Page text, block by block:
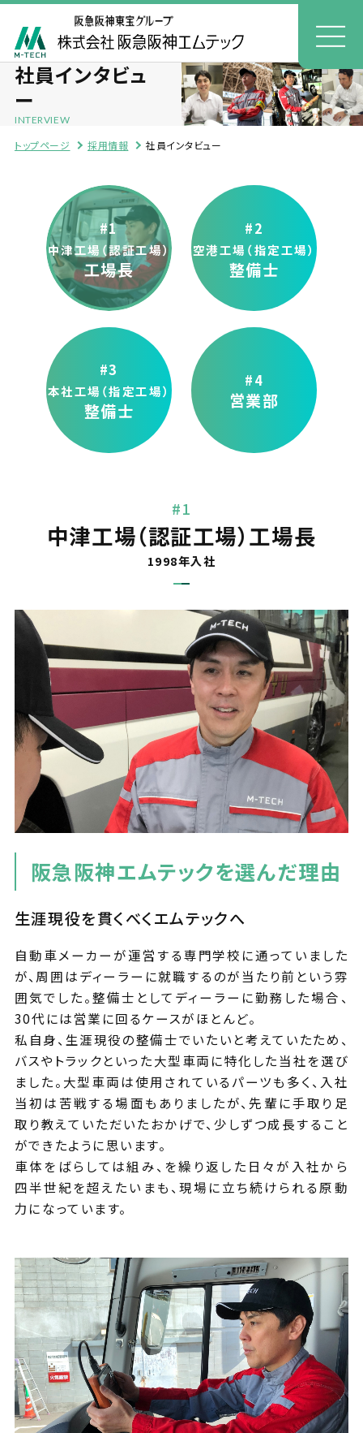
社員インタビュ
ー
INTERVIEW
トップページ 採用情報 社員インタビュー
#1
中津工場（認証工場）
工場長
#2
空港工場（指定工場）
整備士
#3
本社工場（指定工場）
整備士
#4
営業部
#1
中津工場（認証工場）工場長
1998年入社
阪急阪神エムテックを選んだ理由
生涯現役を貫くべくエムテックへ
自動車メーカーが運営する専門学校に通っていました
が、周囲はディーラーに就職するのが当たり前という雰
囲気でした。整備士としてディーラーに勤務した場合、
30代には営業に回るケースがほとんど。
私自身、生涯現役の整備士でいたいと考えていたため、
バスやトラックといった大型車両に特化した当社を選び
ました。大型車両は使用されているパーツも多く、入社
当初は苦戦する場面もありましたが、先輩に手取り足
取り教えていただいたおかげで、少しずつ成長すること
ができたように思います。
車体をばらしては組み、を繰り返した日々が入社から
四半世紀を超えたいまも、現場に立ち続けられる原動
力になっています。